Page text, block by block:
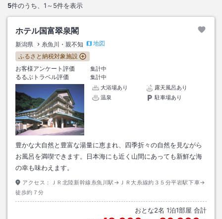
5件のうち、 1～5件を表示
ホテル国富翠泉閣
新潟県 糸魚川・親不知
地図
ふるさと納税対象施設
お客様アンケート評価
集計中
るるぶトラベル評価
集計中
大浴場あり
露天風呂あり
温泉
駐車場あり
豊かな大自然と豊富な湯量に恵まれ、四季折々の自然を見ながら
お風呂を満喫できます。日本海にも近く山間にあっても新鮮な海
の幸も味わえます。
アクセス：
ＪＲ北陸新幹線糸魚川駅→ＪＲ大糸線約３５分平岩駅下車→
徒歩約７分
おとな2名 1泊1部屋 合計